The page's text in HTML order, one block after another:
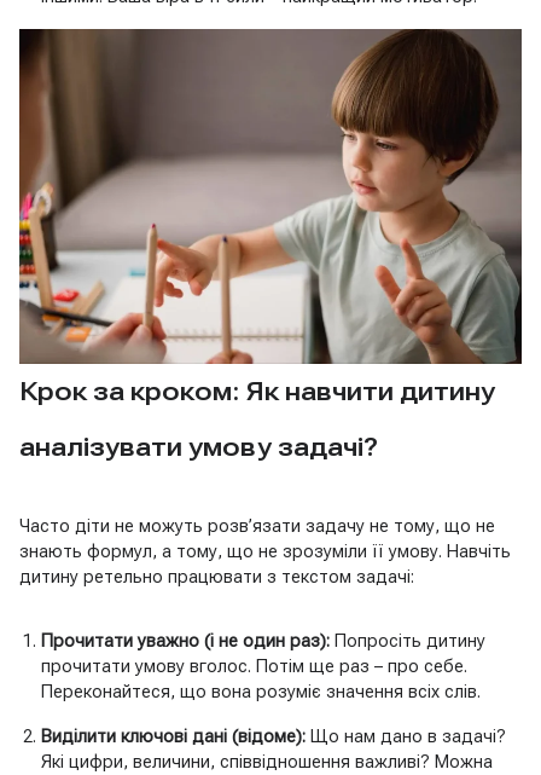
Крок за кроком: Як навчити дитину
аналізувати умову задачі?
Часто діти не можуть розв’язати задачу не тому, що не
знають формул, а тому, що не зрозуміли її умову. Навчіть
дитину ретельно працювати з текстом задачі:
Прочитати уважно (і не один раз):Попросіть дитину
прочитати умову вголос. Потім ще раз – про себе.
Переконайтеся, що вона розуміє значення всіх слів.
Виділити ключові дані (відоме):Що нам дано в задачі?
Які цифри, величини, співвідношення важливі? Можна